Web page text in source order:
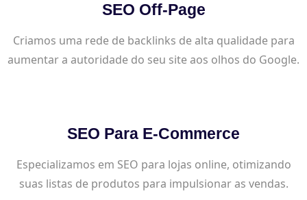
SEO Off-Page
Criamos uma rede de backlinks de alta qualidade para
aumentar a autoridade do seu site aos olhos do Google.
SEO Para E-Commerce
Especializamos em SEO para lojas online, otimizando
suas listas de produtos para impulsionar as vendas.